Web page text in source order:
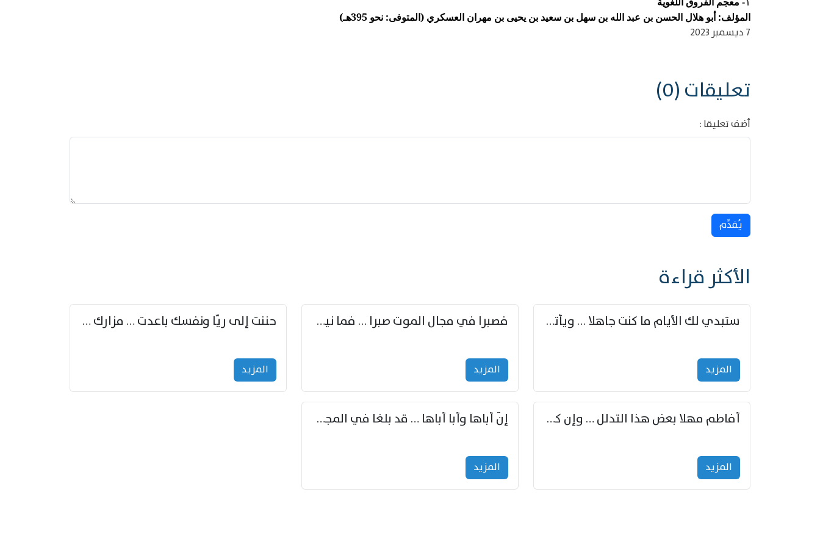
١-
المؤلف: أبو هلال الحسن بن عبد الله بن سهل بن سعيد بن يحيى بن مهران العسكري (المتوفى: نحو 395هـ)
7 ديسمبر 2023
تعليقات (0)
أضف تعليقا :
يُقدِّم
الأكثر قراءة
ستبدي لك الأيام ما كنت جاهلا … ويأتيك بالأخبار من لم تزوّد
المزید
فصبرا في مجال الموت صبرا … فما نيل الخلود بمستطاع
المزید
حننت إلى ريّا ونفسك باعدت … مزارك من ريّا وشعباكما معا
المزید
أفاطم مهلا بعض هذا التدلل … وإن كنت قد أزمعت صرمي فأجملي
المزید
إنّ أباها وأبا أباها … قد بلغا في المجد غايتاها
المزید